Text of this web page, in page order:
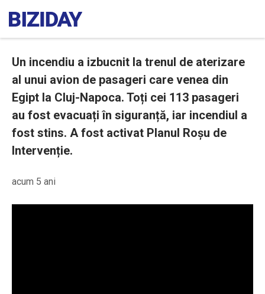
Un incendiu a izbucnit la trenul de aterizare
al unui avion de pasageri care venea din
Egipt la Cluj-Napoca. Toți cei 113 pasageri
au fost evacuați în siguranță, iar incendiul a
fost stins. A fost activat Planul Roșu de
Intervenție.
acum 5 ani